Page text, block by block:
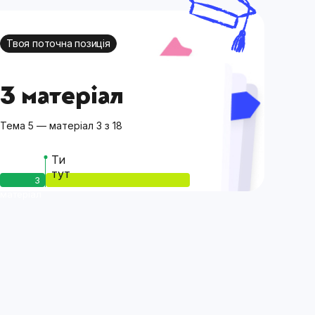
Твоя поточна позиція
3 матеріал
Тема 5 — матеріал 3 з 18
3
Ти
тут